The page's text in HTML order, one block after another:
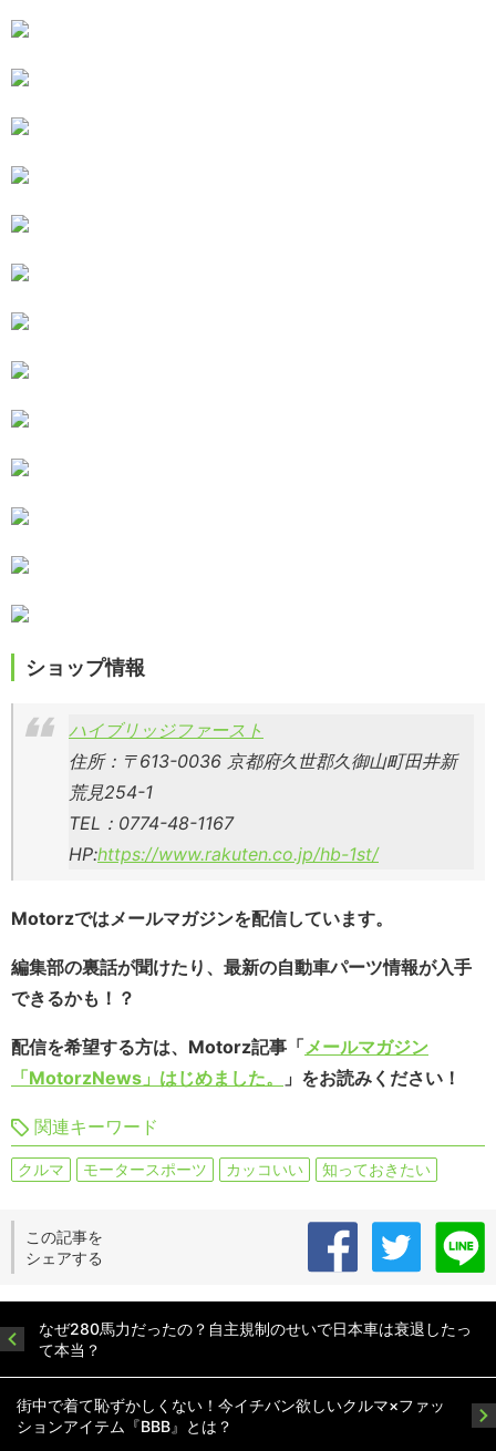
ショップ情報
ハイブリッジファースト
住所：〒613-0036 京都府久世郡久御山町田井新
荒見254-1
TEL：0774-48-1167
HP:https://www.rakuten.co.jp/hb-1st/
Motorzではメールマガジンを配信しています。
編集部の裏話が聞けたり、最新の自動車パーツ情報が入手
できるかも！？
配信を希望する方は、Motorz記事「メールマガジン
「MotorzNews」はじめました。
」をお読みください！
関連キーワード
クルマ モータースポーツ カッコいい 知っておきたい
この記事を
シェアする
なぜ280馬力だったの？自主規制のせいで日本車は衰退したっ
て本当？
街中で着て恥ずかしくない！今イチバン欲しいクルマ×ファッ
ションアイテム『BBB』とは？